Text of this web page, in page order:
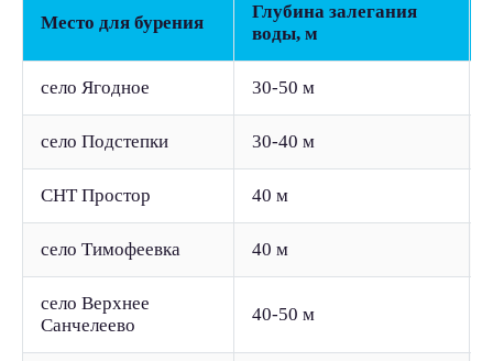
Место для бурения
Глубина залегания
воды, м
село Ягодное 30-50 м
село Подстепки 30-40 м
СНТ Простор 40 м
село Тимофеевка 40 м
село Верхнее
Санчелеево
40-50 м